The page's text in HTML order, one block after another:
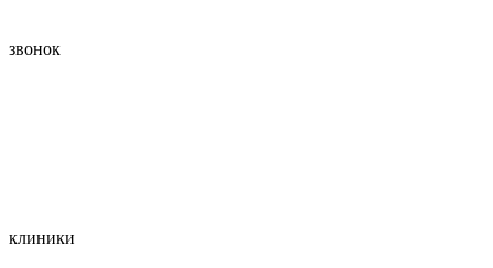
звонок
клиники